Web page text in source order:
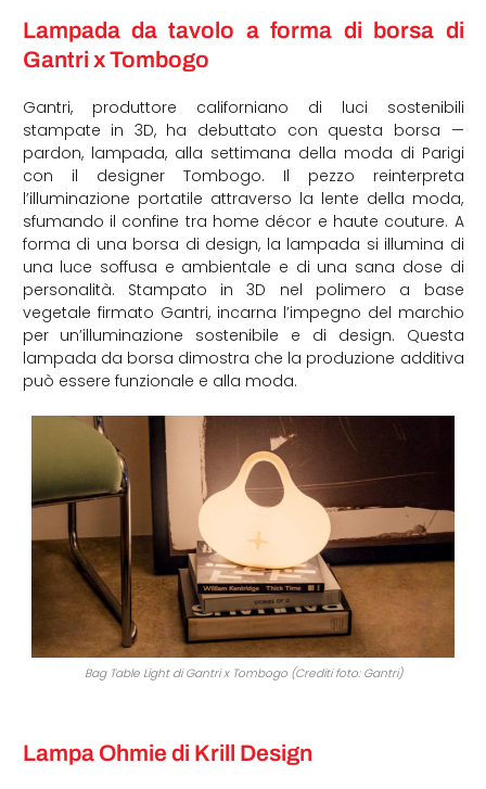
Lampada da tavolo a forma di borsa di
Gantri x Tombogo
Gantri, produttore californiano di luci sostenibili
stampate in 3D, ha debuttato con questa borsa —
pardon, lampada, alla settimana della moda di Parigi
con il designer Tombogo. Il pezzo reinterpreta
l’illuminazione portatile attraverso la lente della moda,
sfumando il confine tra home décor e haute couture. A
forma di una borsa di design, la lampada si illumina di
una luce soffusa e ambientale e di una sana dose di
personalità. Stampato in 3D nel polimero a base
vegetale firmato Gantri, incarna l’impegno del marchio
per un’illuminazione sostenibile e di design. Questa
lampada da borsa dimostra che la produzione additiva
può essere funzionale e alla moda.
Bag Table Light di Gantri x Tombogo (Crediti foto: Gantri)
Lampa Ohmie di Krill Design